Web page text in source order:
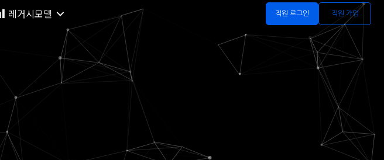
레거시모델 직원 로그인 직원 가입